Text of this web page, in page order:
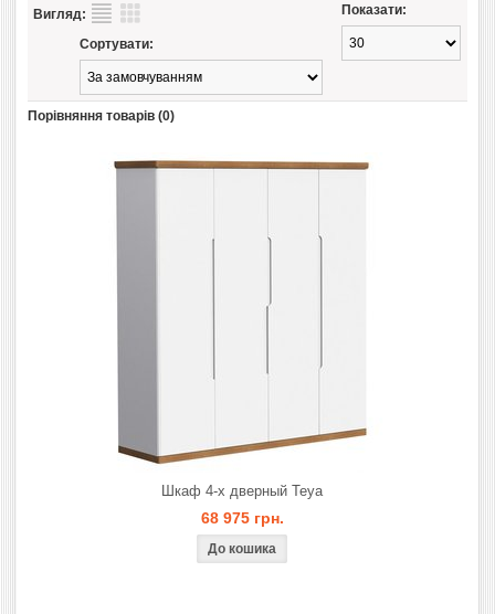
Вигляд: Показати:
Сортувати:
Порівняння товарів (0)
Шкаф 4-х дверный Teya
68 975 грн.